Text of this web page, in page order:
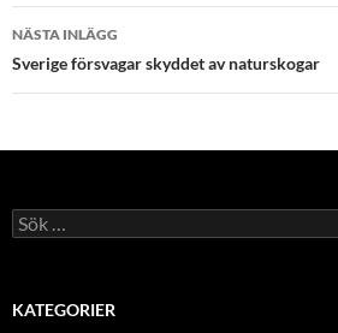
NÄSTA INLÄGG
Sverige försvagar skyddet av naturskogar
Sök
efter:
KATEGORIER